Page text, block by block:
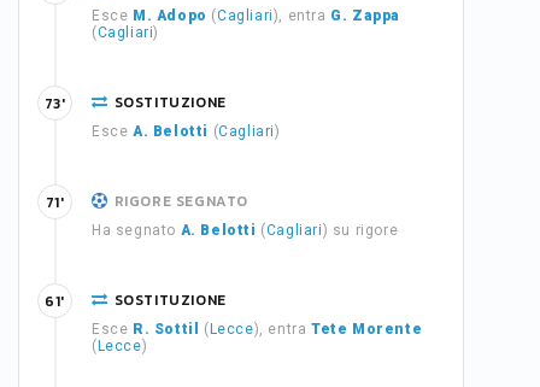
Esce M. Adopo (Cagliari), entra G. Zappa
(Cagliari)
SOSTITUZIONE
Esce A. Belotti (Cagliari)
73'
RIGORE SEGNATO
Ha segnato A. Belotti (Cagliari) su rigore
71'
SOSTITUZIONE
Esce R. Sottil ( Lecce), entraTete Morente
( Lecce)
61'